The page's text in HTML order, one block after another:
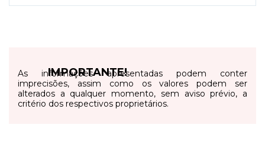
IMPORTANTE!
As informações apresentadas podem conter
imprecisões, assim como os valores podem ser
alterados a qualquer momento, sem aviso prévio, a
critério dos respectivos proprietários.